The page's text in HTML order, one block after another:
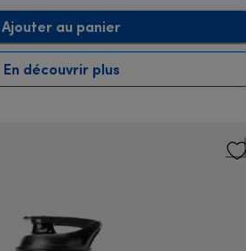
Ajouter au panier
En découvrir plus